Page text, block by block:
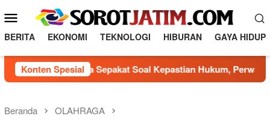
o
a
e
u
M
b
BERITA EKONOMI TEKNOLOGI HIBURAN GAYA HIDUP
Konten Spesial
Usaha Sepakat Soal Kepastian Hukum, Perwali Hunian
Beranda OLAHRAGA